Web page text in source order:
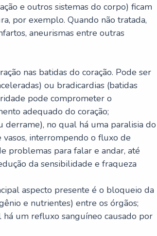
e outros sistemas do corpo) ficam
por exemplo. Quando não tratada,
aneurismas entre outras
nas batidas do coração. Pode ser
ou bradicardias (batidas
pode comprometer o
adequado do coração;
derrame), no qual há uma paralisia do
interrompendo o fluxo de
problemas para falar e andar, até
da sensibilidade e fraqueza
aspecto presente é o bloqueio da
e nutrientes) entre os órgãos;
um refluxo sanguíneo causado por